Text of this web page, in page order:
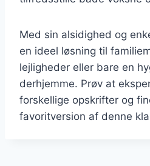
Med sin alsidighed og
en ideel løsning til
lejligheder eller bare en
derhjemme. Prøv at
forskellige opskrifter og
favoritversion af denne